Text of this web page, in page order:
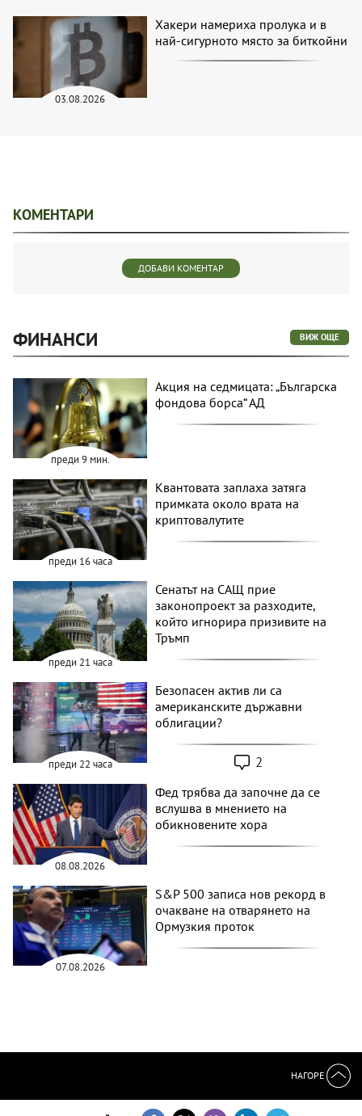
03.08.2026
Хакери намериха пролука и в
най-сигурното място за биткойни
КОМЕНТАРИ
ДОБАВИ КОМЕНТАР
ФИНАНСИ ВИЖ ОЩЕ
преди 9 мин.
Акция на седмицата: „Българска
фондова борса“ АД
преди 16 часа
Квантовата заплаха затяга
примката около врата на
криптовалутите
преди 21 часа
Сенатът на САЩ прие
законопроект за разходите,
който игнорира призивите на
Тръмп
преди 22 часа
Безопасен актив ли са
американските държавни
облигации?
2
08.08.2026
Фед трябва да започне да се
вслушва в мнението на
обикновените хора
07.08.2026
S&P 500 записа нов рекорд в
очакване на отварянето на
Ормузкия проток
НАГОРЕ